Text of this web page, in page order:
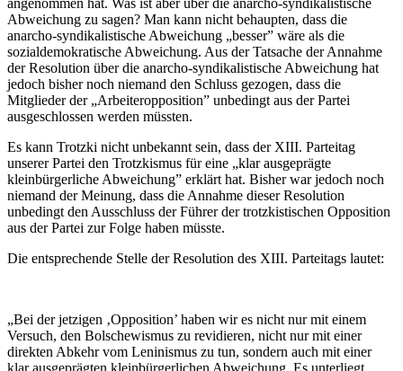
Abweichung zu sagen? Man kann nicht behaupten, dass die
anarcho-syndikalistische Abweichung „besser” wäre als die
sozialdemokratische Abweichung. Aus der Tatsache der Annahme
der Resolution über die anarcho-syndikalistische Abweichung hat
jedoch bisher noch niemand den Schluss gezogen, dass die
Mitglieder der „Arbeiteropposition” unbedingt aus der Partei
ausgeschlossen werden müssten.
Es kann Trotzki nicht unbekannt sein, dass der XIII. Parteitag
unserer Partei den Trotzkismus für eine „klar ausgeprägte
kleinbürgerliche Abweichung” erklärt hat. Bisher war jedoch noch
niemand der Meinung, dass die Annahme dieser Resolution
unbedingt den Ausschluss der Führer der trotzkistischen Opposition
aus der Partei zur Folge haben müsste.
Die entsprechende Stelle der Resolution des XIII. Parteitags lautet:
„Bei der jetzigen ‚Opposition’ haben wir es nicht nur mit einem
Versuch, den Bolschewismus zu revidieren, nicht nur mit einer
direkten Abkehr vom Leninismus zu tun, sondern auch mit einer
klar ausgeprägten kleinbürgerlichen Abweichung. Es unterliegt